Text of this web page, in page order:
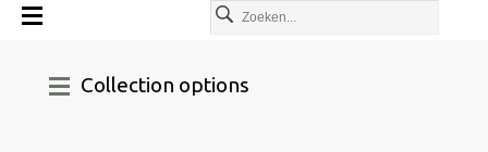
Collection options